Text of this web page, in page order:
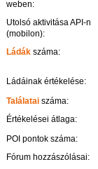
weben:
Utolsó aktivitása API-n
(mobilon):
Ládák száma:
Ládáinak értékelése:
Találatai száma:
Értékelései átlaga:
POI pontok száma:
Fórum hozzászólásai: